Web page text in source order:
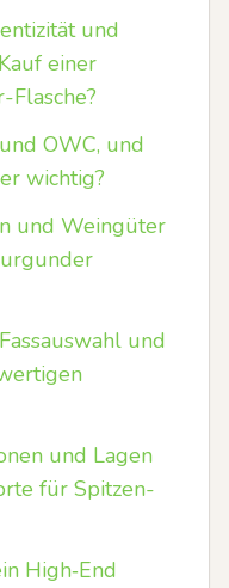
und
einer
Flasche?
OWC, und
wichtig?
und Weingüter
und
und Lagen
für Spitzen-
High‑End